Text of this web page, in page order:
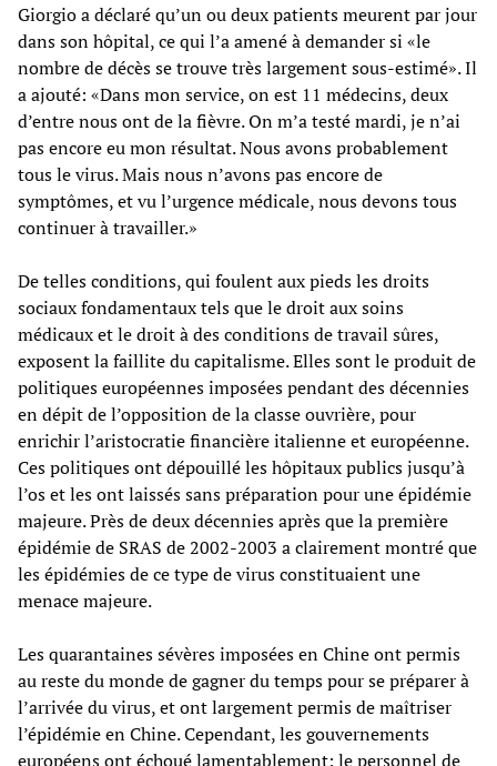
Giorgio a déclaré qu’un ou deux patients meurent par jour
dans son hôpital, ce qui l’a amené à demander si «le
nombre de décès se trouve très largement sous-estimé». Il
a ajouté: «Dans mon service, on est 11 médecins, deux
d’entre nous ont de la fièvre. On m’a testé mardi, je n’ai
pas encore eu mon résultat. Nous avons probablement
tous le virus. Mais nous n’avons pas encore de
symptômes, et vu l’urgence médicale, nous devons tous
continuer à travailler.»
De telles conditions, qui foulent aux pieds les droits
sociaux fondamentaux tels que le droit aux soins
médicaux et le droit à des conditions de travail sûres,
exposent la faillite du capitalisme. Elles sont le produit de
politiques européennes imposées pendant des décennies
en dépit de l’opposition de la classe ouvrière, pour
enrichir l’aristocratie financière italienne et européenne.
Ces politiques ont dépouillé les hôpitaux publics jusqu’à
l’os et les ont laissés sans préparation pour une épidémie
majeure. Près de deux décennies après que la première
épidémie de SRAS de 2002-2003 a clairement montré que
les épidémies de ce type de virus constituaient une
menace majeure.
Les quarantaines sévères imposées en Chine ont permis
au reste du monde de gagner du temps pour se préparer à
l’arrivée du virus, et ont largement permis de maîtriser
l’épidémie en Chine. Cependant, les gouvernements
européens ont échoué lamentablement: le personnel de